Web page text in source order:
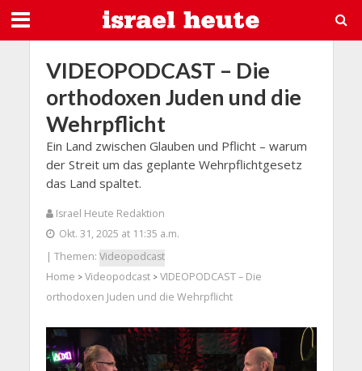
VIDEOPODCAST – Die
orthodoxen Juden und die
Wehrpflicht
Ein Land zwischen Glauben und Pflicht – warum
der Streit um das geplante Wehrpflichtgesetz
das Land spaltet.
Israel Heute Redaktion
Okt. 31, 2025 at 11:35 a.m.
| Themen: Videopodcast
Home > Videopodcast> VIDEOPODCAST – Die
orthodoxen Juden und die Wehrpflicht